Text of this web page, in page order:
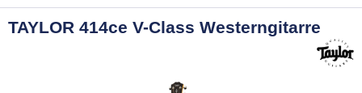
TAYLOR 414ce V-Class Westerngitarre